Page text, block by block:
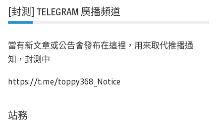
[封測] TELEGRAM 廣播頻道
當有新文章或公告會發布在這裡，用來取代推播通
知，封測中
https://t.me/toppy368_Notice
站務